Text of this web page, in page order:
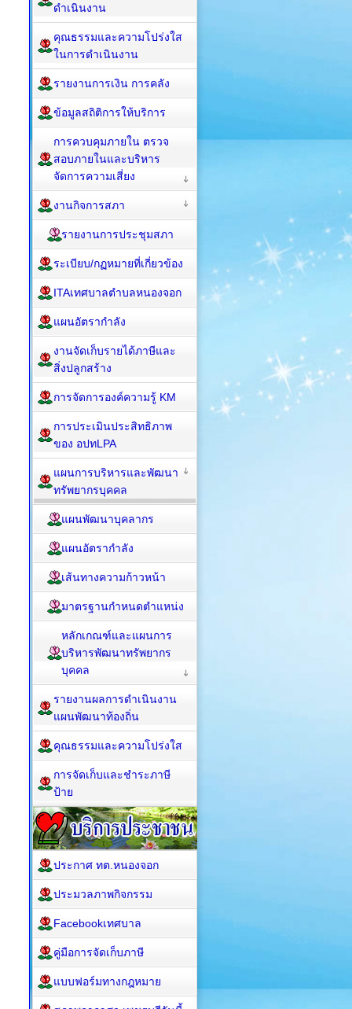
ดำเนินงาน
คุณธรรมและความโปร่งใส
ในการดำเนินงาน
รายงานการเงิน การคลัง
ข้อมูลสถิติการให้บริการ
การควบคุมภายใน ตรวจ
สอบภายในและบริหาร
จัดการความเสี่ยง
งานกิจการสภา
รายงานการประชุมสภา
ระเบียบ/กฏหมายที่เกี่ยวข้อง
ITAเทศบาลตำบลหนองจอก
แผนอัตรากำลัง
งานจัดเก็บรายได้ภาษีและ
สิ่งปลูกสร้าง
การจัดการองค์ความรู้ KM
การประเมินประสิทธิภาพ
ของ อปทLPA
แผนการบริหารและพัฒนา
ทรัพยากรบุคคล
แผนพัฒนาบุคลากร
แผนอัตรากำลัง
เส้นทางความก้าวหน้า
มาตรฐานกำหนดตำแหน่ง
หลักเกณฑ์และแผนการ
บริหารพัฒนาทรัพยากร
บุคคล
รายงานผลการดำเนินงาน
แผนพัฒนาท้องถิ่น
คุณธรรมและความโปร่งใส
การจัดเก็บและชำระภาษี
ป้าย
ประกาศ ทต.หนองจอก
ประมวลภาพกิจกรรม
Facebookเทศบาล
คู่มือการจัดเก็บภาษี
แบบฟอร์มทางกฎหมาย